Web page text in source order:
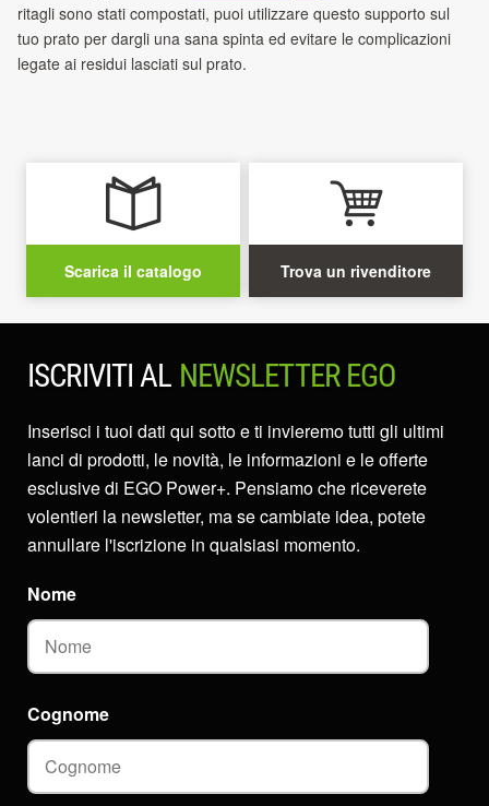
ritagli sono stati compostati, puoi utilizzare questo supporto sul
tuo prato per dargli una sana spinta ed evitare le complicazioni
legate ai residui lasciati sul prato.
Scarica il catalogo Trova un rivenditore
ISCRIVITI AL NEWSLETTER EGO
Inserisci i tuoi dati qui sotto e ti invieremo tutti gli ultimi
lanci di prodotti, le novità, le informazioni e le offerte
esclusive di EGO Power+. Pensiamo che riceverete
volentieri la newsletter, ma se cambiate idea, potete
annullare l'iscrizione in qualsiasi momento.
Nome
Cognome